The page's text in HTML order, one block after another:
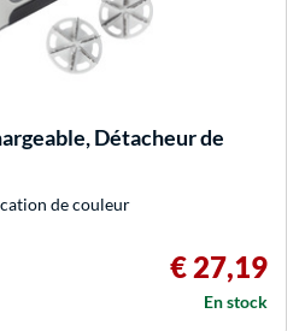
Détacheur de
de couleur
€ 27,19
En stock